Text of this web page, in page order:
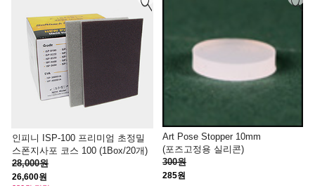
인피니 ISP-100 프리미엄 초정밀
스폰지사포 코스 100 (1Box/20개)
28,000원
26,600원
Art Pose Stopper 10mm
(포즈고정용 실리콘)
300원
285원